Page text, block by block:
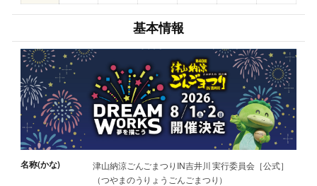
基本情報
名称(かな)
津山納涼ごんごまつりIN吉井川 実行委員会［公式］
（つやまのうりょうごんごまつり）